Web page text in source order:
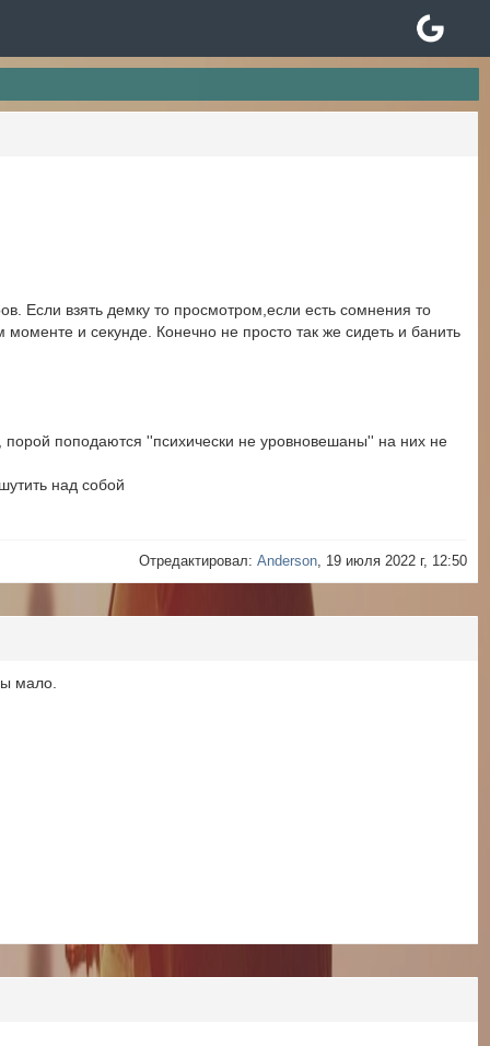
Если взять демку то просмотром,если есть сомнения то
моменте и секунде. Конечно не просто так же сидеть и банить
поподаются ''психически не уровновешаны'' на них не
над собой
Отредактировал:Anderson, 19 июля 2022 г, 12:50
мало.